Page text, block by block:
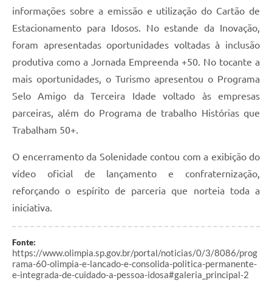
informações sobre a emissão e utilização do Cartão de
Estacionamento para Idosos. No estande da Inovação,
foram apresentadas oportunidades voltadas à inclusão
produtiva como a Jornada Empreenda +50. No tocante a
mais oportunidades, o Turismo apresentou o Programa
Selo Amigo da Terceira Idade voltado às empresas
parceiras, além do Programa de trabalho Histórias que
Trabalham 50+.
O encerramento da Solenidade contou com a exibição do
vídeo oficial de lançamento e confraternização,
reforçando o espírito de parceria que norteia toda a
iniciativa.
Fonte:
https://www.olimpia.sp.gov.br/portal/noticias/0/3/8086/prog
rama-60-olimpia-e-lancado-e-consolida-politica-permanente-
e-integrada-de-cuidado-a-pessoa-idosa#galeria_principal-2